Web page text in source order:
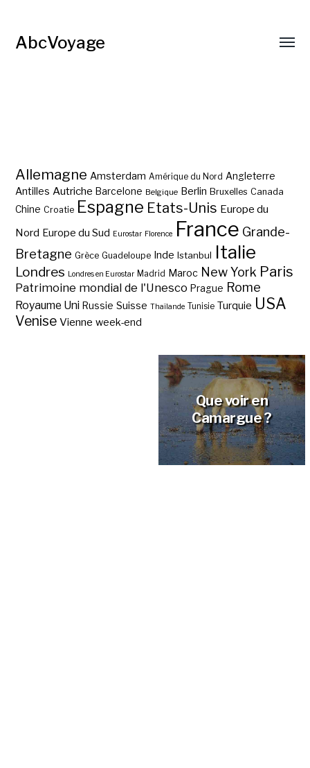
AbcVoyage
Allemagne Amsterdam Amérique du Nord Angleterre
Antilles Autriche Barcelone Belgique Berlin Bruxelles Canada
Chine Croatie Espagne Etats-Unis Europe du
Nord Europe du Sud Eurostar Florence France Grande-
Bretagne Grèce Guadeloupe Inde Istanbul Italie
Londres Londres en Eurostar Madrid Maroc New York Paris
Patrimoine mondial de l'Unesco Prague Rome
Royaume Uni Russie Suisse Thaïlande Tunisie Turquie USA
Venise Vienne week-end
Que voir en
Camargue ?